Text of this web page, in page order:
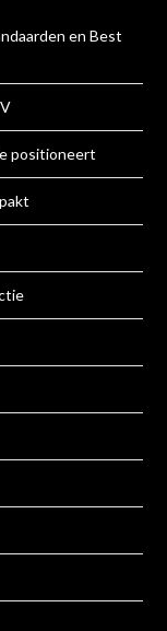
en Best
positioneert